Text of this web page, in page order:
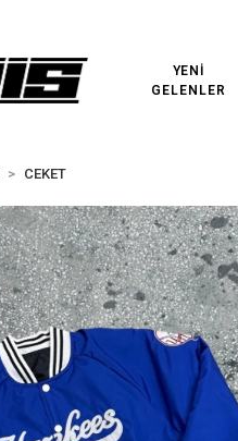
YENİ
GELENLER
CEKET